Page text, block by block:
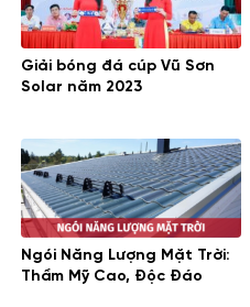
Giải bóng đá cúp Vũ Sơn
Solar năm 2023
Ngói Năng Lượng Mặt Trời:
Thẩm Mỹ Cao, Độc Đáo